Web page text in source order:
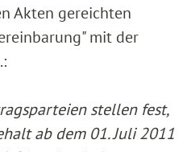
Akten gereichten
mit der
stellen fest,
ab dem 01. Juli 2011